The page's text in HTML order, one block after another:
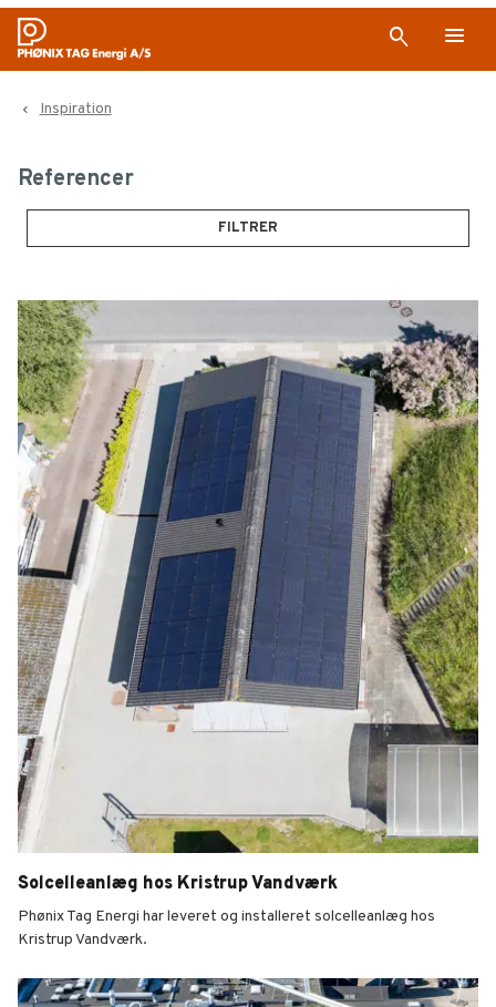
search menu
navigate_before Inspiration
Referencer
FILTRER
Solcelleanlæg hos Kristrup Vandværk
Phønix Tag Energi har leveret og installeret solcelleanlæg hos
Kristrup Vandværk.
Solcelleanlæg hos Kristrup Vandværk